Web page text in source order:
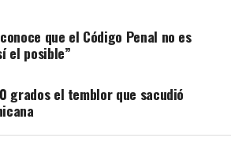
que el Código Penal no es
el posible”
grados el temblor que sacudió